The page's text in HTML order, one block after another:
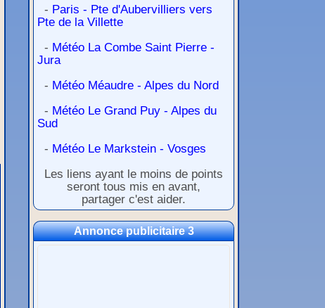
- Paris - Pte d'Aubervilliers vers
Pte de la Villette
- Météo La Combe Saint Pierre -
Jura
- Météo Méaudre - Alpes du Nord
- Météo Le Grand Puy - Alpes du
Sud
- Météo Le Markstein - Vosges
Les liens ayant le moins de points
seront tous mis en avant,
partager c'est aider.
Annonce publicitaire 3